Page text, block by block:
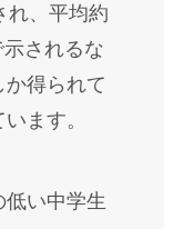
れ、平均約
されるな
か得られて
ます。
い中学生